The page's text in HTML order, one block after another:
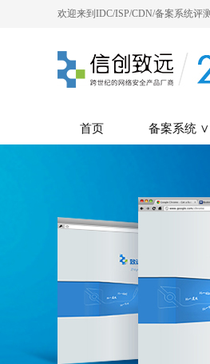
欢迎来到IDC/ISP/CDN/备案系统评
首页 备案系统 ∨